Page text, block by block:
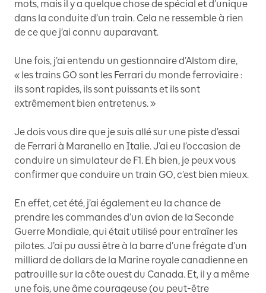
mots, mais il y a quelque chose de spécial et d’unique
dans la conduite d’un train. Cela ne ressemble à rien
de ce que j’ai connu auparavant.
Une fois, j’ai entendu un gestionnaire d’Alstom dire,
« les trains GO sont les Ferrari du monde ferroviaire :
ils sont rapides, ils sont puissants et ils sont
extrêmement bien entretenus. »
Je dois vous dire que je suis allé sur une piste d’essai
de Ferrari à Maranello en Italie. J’ai eu l’occasion de
conduire un simulateur de F1. Eh bien, je peux vous
confirmer que conduire un train GO, c’est bien mieux.
En effet, cet été, j’ai également eu la chance de
prendre les commandes d’un avion de la Seconde
Guerre Mondiale, qui était utilisé pour entraîner les
pilotes. J’ai pu aussi être à la barre d’une frégate d’un
milliard de dollars de la Marine royale canadienne en
patrouille sur la côte ouest du Canada. Et, il y a même
une fois, une âme courageuse (ou peut-être